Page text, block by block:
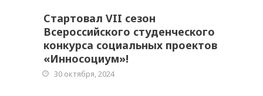
Стартовал VII сезон
Всероссийского студенческого
конкурса социальных проектов
«Инносоциум»!
30 октября, 2024